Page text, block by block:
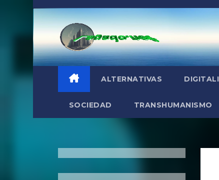
Saltar
al
contenido
ALTERNATIVAS
SOCIEDAD TRANSHUMANISMO